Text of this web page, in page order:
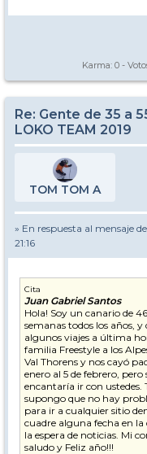
Karma: 0 -
Re: Gente de 35 a
LOKO TEAM 2019
TOM TOM A
» En respuesta al mensaje de
21:16
Cita
Juan Gabriel Santos
Hola! Soy un canario de
semanas todos los años,
algunos viajes a última
familia Freestyle a los
Val Thorens y nos cayó
enero al 5 de febrero,
encantaría ir con ustedes.
supongo que no hay
para ir a cualquier sitio
cuadre alguna fecha en
la espera de noticias. Mi
saludo y Feliz año!!!